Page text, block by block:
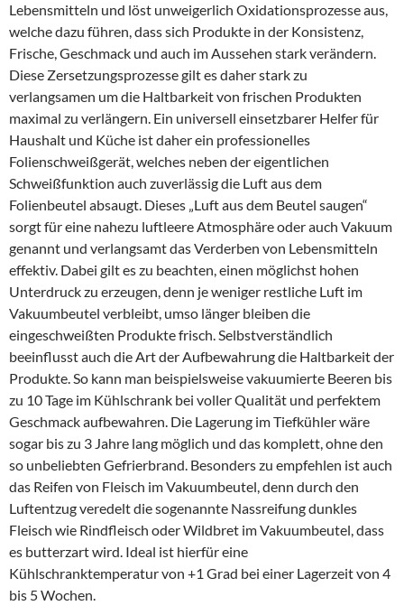
Lebensmitteln und löst unweigerlich Oxidationsprozesse aus,
welche dazu führen, dass sich Produkte in der Konsistenz,
Frische, Geschmack und auch im Aussehen stark verändern.
Diese Zersetzungsprozesse gilt es daher stark zu
verlangsamen um die Haltbarkeit von frischen Produkten
maximal zu verlängern. Ein universell einsetzbarer Helfer für
Haushalt und Küche ist daher ein professionelles
Folienschweißgerät, welches neben der eigentlichen
Schweißfunktion auch zuverlässig die Luft aus dem
Folienbeutel absaugt. Dieses „Luft aus dem Beutel saugen“
sorgt für eine nahezu luftleere Atmosphäre oder auch Vakuum
genannt und verlangsamt das Verderben von Lebensmitteln
effektiv. Dabei gilt es zu beachten, einen möglichst hohen
Unterdruck zu erzeugen, denn je weniger restliche Luft im
Vakuumbeutel verbleibt, umso länger bleiben die
eingeschweißten Produkte frisch. Selbstverständlich
beeinflusst auch die Art der Aufbewahrung die Haltbarkeit der
Produkte. So kann man beispielsweise vakuumierte Beeren bis
zu 10 Tage im Kühlschrank bei voller Qualität und perfektem
Geschmack aufbewahren. Die Lagerung im Tiefkühler wäre
sogar bis zu 3 Jahre lang möglich und das komplett, ohne den
so unbeliebten Gefrierbrand. Besonders zu empfehlen ist auch
das Reifen von Fleisch im Vakuumbeutel, denn durch den
Luftentzug veredelt die sogenannte Nassreifung dunkles
Fleisch wie Rindfleisch oder Wildbret im Vakuumbeutel, dass
es butterzart wird. Ideal ist hierfür eine
Kühlschranktemperatur von +1 Grad bei einer Lagerzeit von 4
bis 5 Wochen.